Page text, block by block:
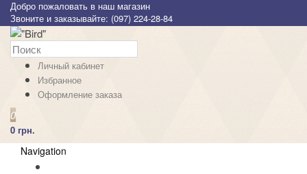
Добро пожаловать в наш магазин
Звоните и заказывайте: (097) 224-28-84
Личный кабинет
Избранное
Оформление заказа
0
0 грн.
Navigation